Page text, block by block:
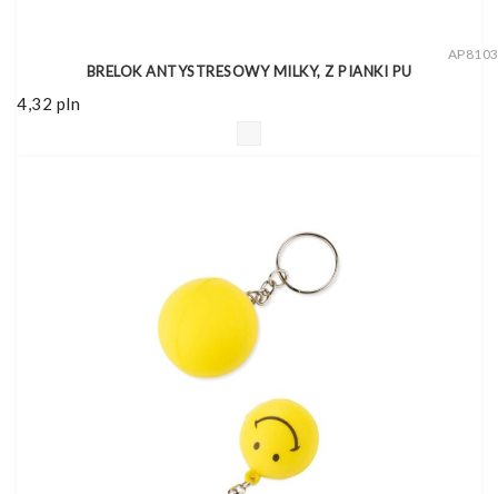
BRELOK ANTYSTRESOWY MILKY, Z PIANKI PU
4,32 pln